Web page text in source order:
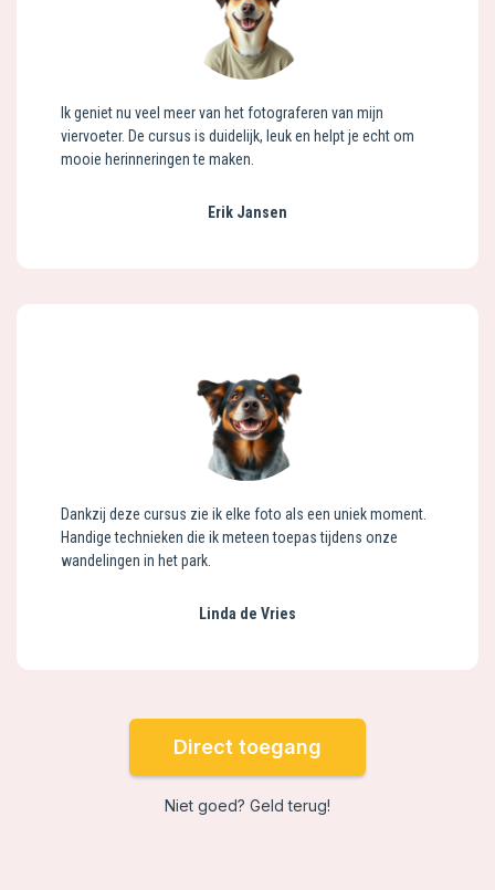
Ik geniet nu veel meer van het fotograferen van mijn
viervoeter. De cursus is duidelijk, leuk en helpt je echt om
mooie herinneringen te maken.
Erik Jansen
Dankzij deze cursus zie ik elke foto als een uniek moment.
Handige technieken die ik meteen toepas tijdens onze
wandelingen in het park.
Linda de Vries
Direct toegang
Niet goed? Geld terug!